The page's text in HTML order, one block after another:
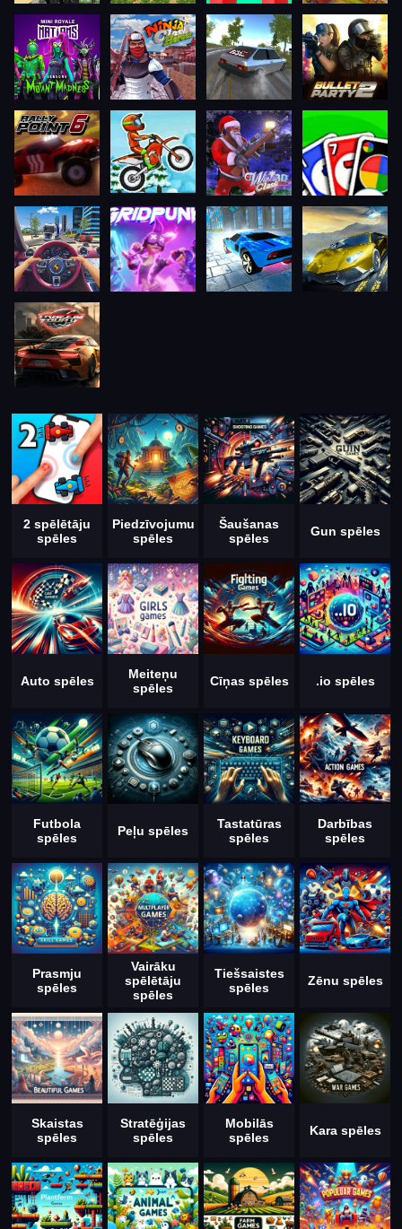
2 spēlētāju
spēles
Piedzīvojumu
spēles
Šaušanas
spēles
Gun spēles
Auto spēles
Meiteņu
spēles
Cīņas spēles .io spēles
Futbola
spēles
Peļu spēles
Tastatūras
spēles
Darbības
spēles
Prasmju
spēles
Vairāku
spēlētāju
spēles
Tiešsaistes
spēles
Zēnu spēles
Skaistas
spēles
Stratēģijas
spēles
Mobilās
spēles
Kara spēles